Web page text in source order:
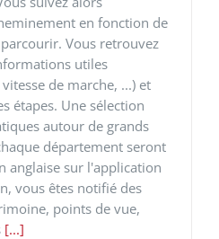
en fonction de
Vous retrouvez
utiles
de marche, ...) et
étapes. Une sélection
autour de grands
département seront
anglaise sur l'application
vous êtes notifié des
points de vue,
[...]